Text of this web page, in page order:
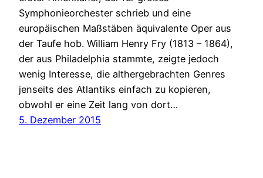
Symphonieorchester schrieb und eine
europäischen Maßstäben äquivalente Oper aus
der Taufe hob. William Henry Fry (1813 – 1864),
der aus Philadelphia stammte, zeigte jedoch
wenig Interesse, die althergebrachten Genres
jenseits des Atlantiks einfach zu kopieren,
obwohl er eine Zeit lang von dort…
5. Dezember 2015